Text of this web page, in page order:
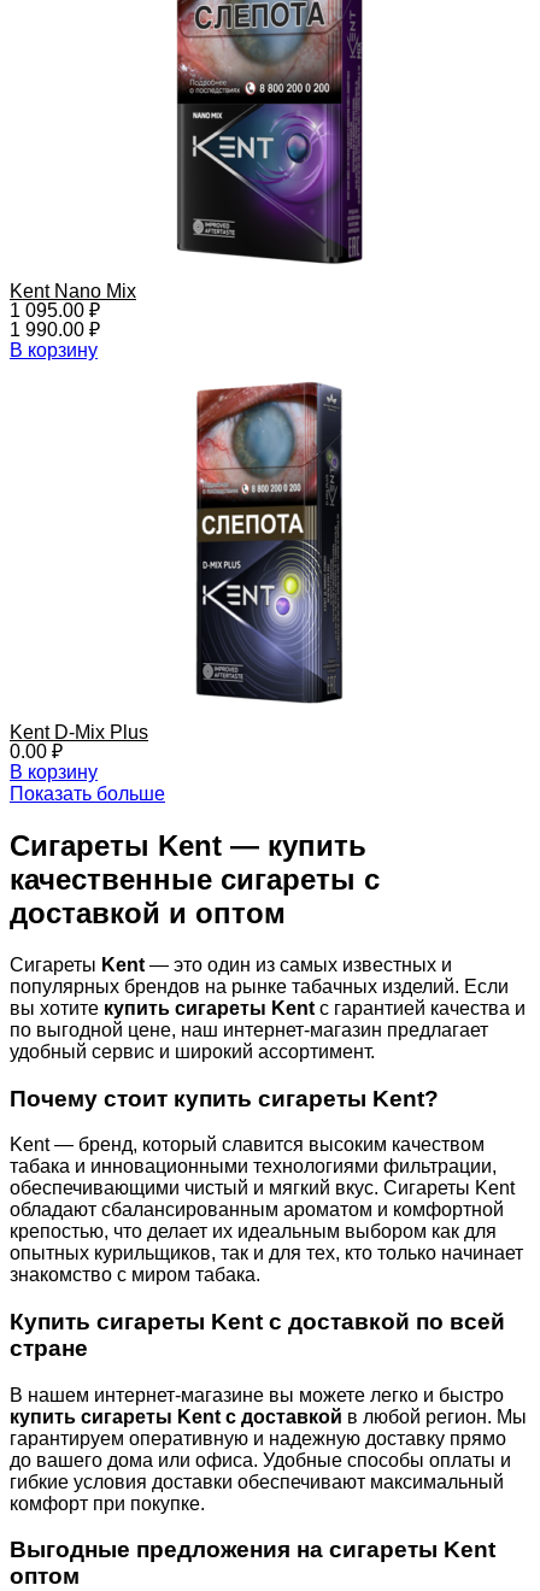
Kent Nano Mix
1 095.00 ₽
1 990.00 ₽
В корзину
Kent D-Mix Plus
0.00 ₽
В корзину
Показать больше
Сигареты Kent — купить
качественные сигареты с
доставкой и оптом
Сигареты Kent — это один из самых известных и
популярных брендов на рынке табачных изделий. Если
вы хотите купить сигареты Kent с гарантией качества и
по выгодной цене, наш интернет-магазин предлагает
удобный сервис и широкий ассортимент.
Почему стоит купить сигареты Kent?
Kent — бренд, который славится высоким качеством
табака и инновационными технологиями фильтрации,
обеспечивающими чистый и мягкий вкус. Сигареты Kent
обладают сбалансированным ароматом и комфортной
крепостью, что делает их идеальным выбором как для
опытных курильщиков, так и для тех, кто только начинает
знакомство с миром табака.
Купить сигареты Kent с доставкой по всей
стране
В нашем интернет-магазине вы можете легко и быстро
купить сигареты Kent с доставкой в любой регион. Мы
гарантируем оперативную и надежную доставку прямо
до вашего дома или офиса. Удобные способы оплаты и
гибкие условия доставки обеспечивают максимальный
комфорт при покупке.
Выгодные предложения на сигареты Kent
оптом